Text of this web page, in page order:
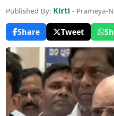
Published By: Kirti - Prameya-
Share
Tweet